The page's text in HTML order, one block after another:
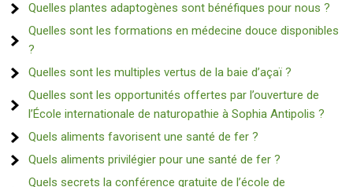
Quelles plantes adaptogènes sont bénéfiques pour nous ?
Quelles sont les formations en médecine douce disponibles
?
Quelles sont les multiples vertus de la baie d’açaï ?
Quelles sont les opportunités offertes par l’ouverture de
l’École internationale de naturopathie à Sophia Antipolis ?
Quels aliments favorisent une santé de fer ?
Quels aliments privilégier pour une santé de fer ?
Quels secrets la conférence gratuite de l’école de